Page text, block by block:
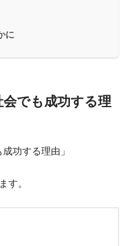
に
でも成功する理
功する理由」
す。